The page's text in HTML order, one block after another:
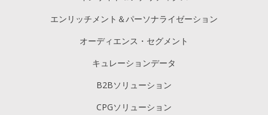
エンリッチメント＆パーソナライゼーション
オーディエンス・セグメント
キュレーションデータ
B2Bソリューション
CPGソリューション